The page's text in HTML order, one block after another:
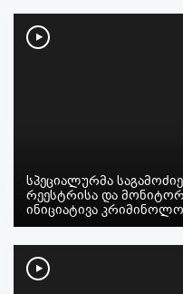
სპეციალურმა
რეესტრისა და
ინიციატივა